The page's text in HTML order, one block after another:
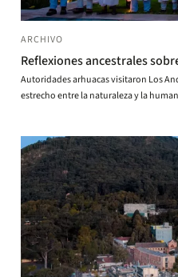
ARCHIVO
Reflexiones ancestrales
Autoridades arhuacas visitaron Los
estrecho entre la naturaleza y la